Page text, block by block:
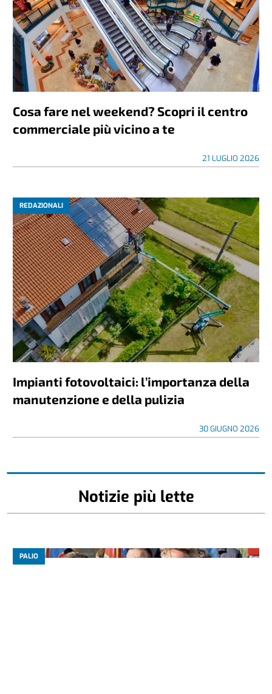
Cosa fare nel weekend? Scopri il centro
commerciale più vicino a te
21 LUGLIO 2026
REDAZIONALI
Impianti fotovoltaici: l’importanza della
manutenzione e della pulizia
30 GIUGNO 2026
Notizie più lette
PALIO